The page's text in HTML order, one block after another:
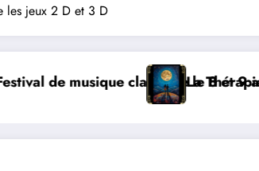
les jeux 2 D et 3 D
dimanche 9 à Prayssac